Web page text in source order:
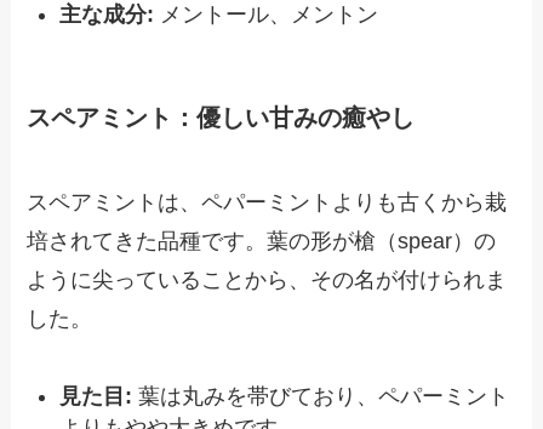
主な成分: メントール、メントン
スペアミント：優しい甘みの癒やし
スペアミントは、ペパーミントよりも古くから栽
培されてきた品種です。葉の形が槍（spear）の
ように尖っていることから、その名が付けられま
した。
見た目: 葉は丸みを帯びており、ペパーミント